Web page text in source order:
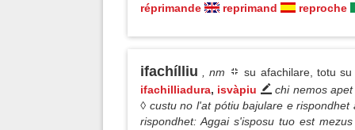
réprimande
reprimand reproche
ifachílliu , nm
su afachilare, totu
ifachilliadura, isvàpiu
chi nemos
◊ custu no l'at pótiu bajulare e
rispondhet: Aggai s'isposu tuo est